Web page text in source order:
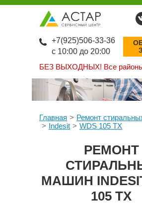
БЕЗ ВЫХОДНЫХ! Все
+7(925)506-33-36
с 10:00 до 20:00
Главная
Ремонт
Indesit
WDS 105 TX
РЕМОНТ
МАШИН
105 TX